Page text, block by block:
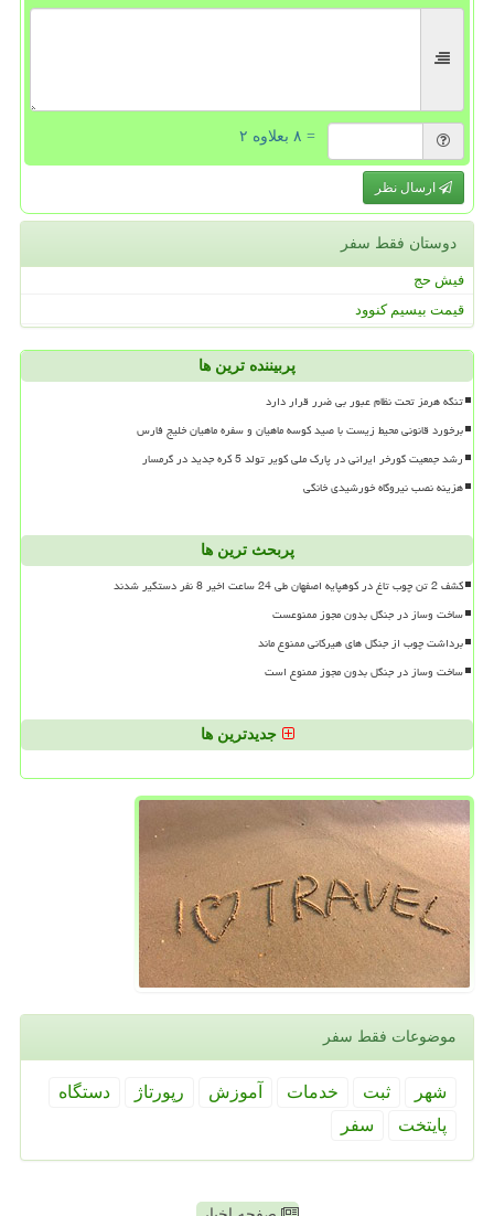
= ۸ بعلاوه ۲
ارسال نظر
دوستان فقط سفر
فیش حج
قیمت بیسیم کنوود
پربیننده ترین ها
تنگه هرمز تحت نظام عبور بی ضرر قرار دارد
برخورد قانونی محیط زیست با صید کوسه ماهیان و سفره ماهیان خلیج فارس
رشد جمعیت گورخر ایرانی در پارک ملی کویر تولد 5 کره جدید در گرمسار
هزینه نصب نیروگاه خورشیدی خانگی
پربحث ترین ها
کشف 2 تن چوب تاغ در کوهپایه اصفهان طی 24 ساعت اخیر 8 نفر دستگیر شدند
ساخت وساز در جنگل بدون مجوز ممنوعست
برداشت چوب از جنگل های هیرکانی ممنوع ماند
ساخت وساز در جنگل بدون مجوز ممنوع است
جدیدترین ها
موضوعات فقط سفر
شهر ثبت خدمات آموزش رپورتاژ
دستگاه
پایتخت
سفر